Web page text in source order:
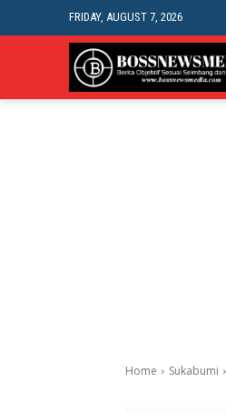
FRIDAY, AUGUST 7, 2026
Home Sukabumi